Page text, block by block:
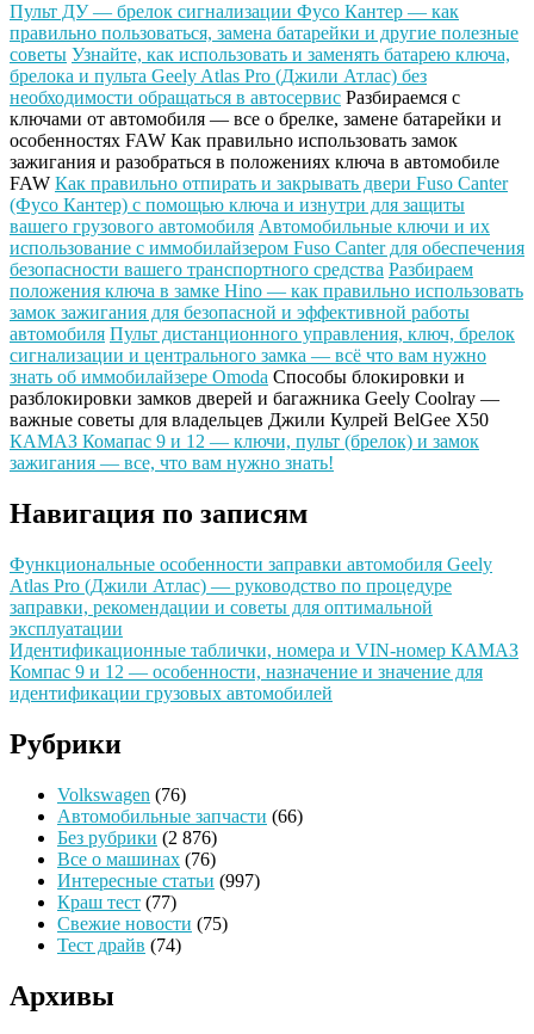
Пульт ДУ — брелок сигнализации Фусо Кантер — как
правильно пользоваться, замена батарейки и другие полезные
советы Узнайте, как использовать и заменять батарею ключа,
брелока и пульта Geely Atlas Pro (Джили Атлас) без
необходимости обращаться в автосервис Разбираемся с
ключами от автомобиля — все о брелке, замене батарейки и
особенностях FAW Как правильно использовать замок
зажигания и разобраться в положениях ключа в автомобиле
FAW Как правильно отпирать и закрывать двери Fuso Canter
(Фусо Кантер) с помощью ключа и изнутри для защиты
вашего грузового автомобиля Автомобильные ключи и их
использование с иммобилайзером Fuso Canter для обеспечения
безопасности вашего транспортного средства Разбираем
положения ключа в замке Hino — как правильно использовать
замок зажигания для безопасной и эффективной работы
автомобиля Пульт дистанционного управления, ключ, брелок
сигнализации и центрального замка — всё что вам нужно
знать об иммобилайзере Omoda Способы блокировки и
разблокировки замков дверей и багажника Geely Coolray —
важные советы для владельцев Джили Кулрей BelGee X50
КАМАЗ Комапас 9 и 12 — ключи, пульт (брелок) и замок
зажигания — все, что вам нужно знать!
Навигация по записям
Функциональные особенности заправки автомобиля Geely
Atlas Pro (Джили Атлас) — руководство по процедуре
заправки, рекомендации и советы для оптимальной
эксплуатации
Идентификационные таблички, номера и VIN-номер КАМАЗ
Компас 9 и 12 — особенности, назначение и значение для
идентификации грузовых автомобилей
Рубрики
Volkswagen (76)
Автомобильные запчасти (66)
Без рубрики (2 876)
Все о машинах (76)
Интересные статьи (997)
Краш тест (77)
Свежие новости (75)
Тест драйв (74)
Архивы